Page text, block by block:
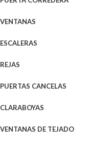
VENTANAS
ESCALERAS
REJAS
PUERTAS CANCELAS
CLARABOYAS
VENTANAS DE TEJADO